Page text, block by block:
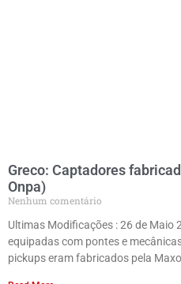
Greco: Captadores
Onpa)
Nenhum comentário
Ultimas Modificações : 26 de Maio
equipadas com pontes e
pickups eram fabricados pela